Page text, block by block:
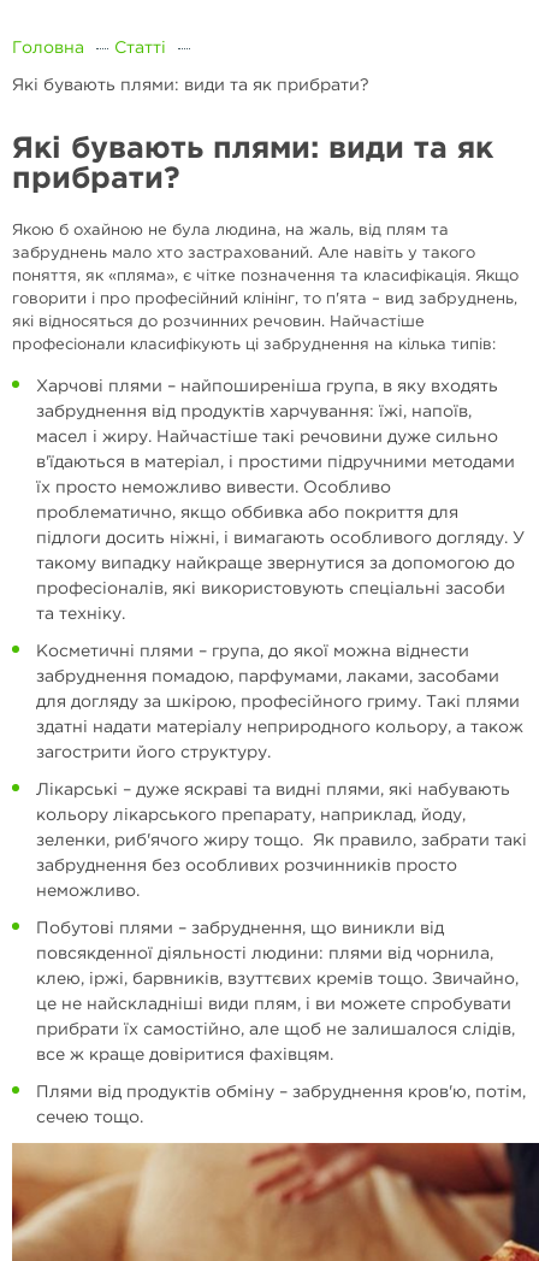
Головна Статті
Які бувають плями: види та як прибрати?
Які бувають плями: види та як
прибрати?
Якою б охайною не була людина, на жаль, від плям та
забруднень мало хто застрахований. Але навіть у такого
поняття, як «пляма», є чітке позначення та класифікація. Якщо
говорити і про професійний клінінг, то п'ята – вид забруднень,
які відносяться до розчинних речовин. Найчастіше
професіонали класифікують ці забруднення на кілька типів:
Харчові плями – найпоширеніша група, в яку входять
забруднення від продуктів харчування: їжі, напоїв,
масел і жиру. Найчастіше такі речовини дуже сильно
в'їдаються в матеріал, і простими підручними методами
їх просто неможливо вивести. Особливо
проблематично, якщо оббивка або покриття для
підлоги досить ніжні, і вимагають особливого догляду. У
такому випадку найкраще звернутися за допомогою до
професіоналів, які використовують спеціальні засоби
та техніку.
Косметичні плями – група, до якої можна віднести
забруднення помадою, парфумами, лаками, засобами
для догляду за шкірою, професійного гриму. Такі плями
здатні надати матеріалу неприродного кольору, а також
загострити його структуру.
Лікарські – дуже яскраві та видні плями, які набувають
кольору лікарського препарату, наприклад, йоду,
зеленки, риб'ячого жиру тощо. Як правило, забрати такі
забруднення без особливих розчинників просто
неможливо.
Побутові плями – забруднення, що виникли від
повсякденної діяльності людини: плями від чорнила,
клею, іржі, барвників, взуттєвих кремів тощо. Звичайно,
це не найскладніші види плям, і ви можете спробувати
прибрати їх самостійно, але щоб не залишалося слідів,
все ж краще довіритися фахівцям.
Плями від продуктів обміну – забруднення кров'ю, потім,
сечею тощо.